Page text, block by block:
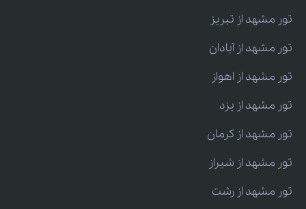
تور مشهد از تبریز
تور مشهد از آبادان
تور مشهد از اهواز
تور مشهد از یزد
تور مشهد از کرمان
تور مشهد از شیراز
تور مشهد از رشت